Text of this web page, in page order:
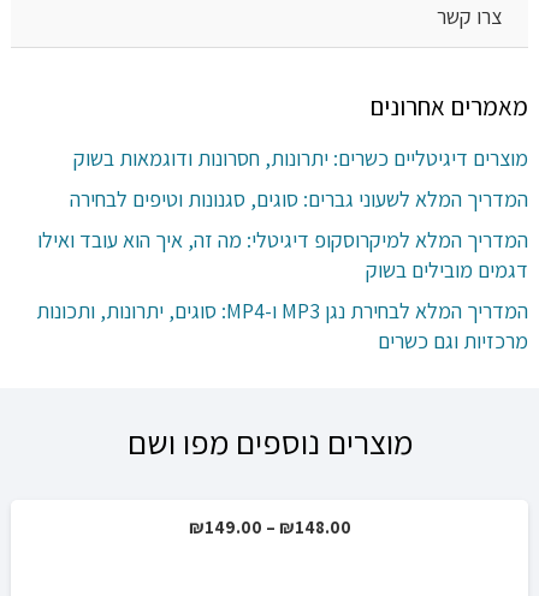
צרו קשר
מאמרים אחרונים
מוצרים דיגיטליים כשרים: יתרונות, חסרונות ודוגמאות בשוק
המדריך המלא לשעוני גברים: סוגים, סגנונות וטיפים לבחירה
המדריך המלא למיקרוסקופ דיגיטלי: מה זה, איך הוא עובד ואילו
דגמים מובילים בשוק
המדריך המלא לבחירת נגן MP3 ו-MP4: סוגים, יתרונות, ותכונות
מרכזיות וגם כשרים
מוצרים נוספים מפו ושם
₪148.00
–
₪149.00